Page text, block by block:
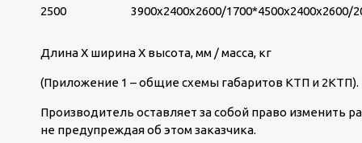
2500 3900х2400х2600/1700*4500х2400х2600/
Длина Х ширина Х высота, мм / масса, кг
(Приложение 1 – общие схемы габаритов КТП и 2КТП).
Производитель оставляет за собой право изменить
не предупреждая об этом заказчика.